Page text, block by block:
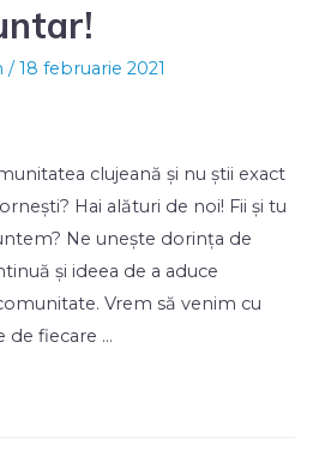
/18 februarie 2021
clujeană și nu știi exact
Hai alături de noi! Fii și tu
Ne unește dorința de
și ideea de a aduce
Vrem să venim cu
de fiecare …